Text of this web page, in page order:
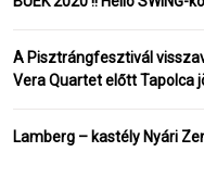
A Pisztrángfesztivál
Vera Quartet előtt Tapolca
Lamberg – kastély Nyári